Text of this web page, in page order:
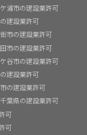
浦市の建設業許可
建設業許可
市の建設業許可
市の建設業許可
谷市の建設業許可
建設業許可
の建設業許可
千葉県の建設業許可
可
可